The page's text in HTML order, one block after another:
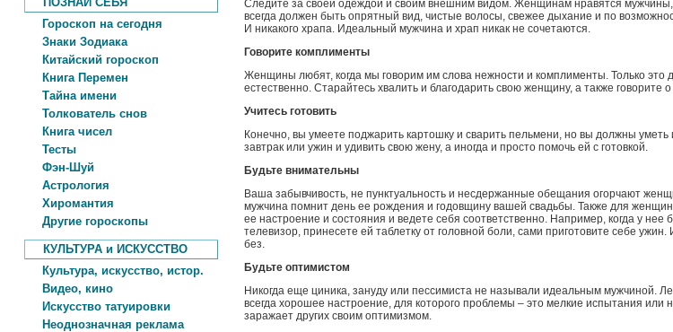
Гороскоп на сегодня
Знаки Зодиака
Китайский гороскоп
Книга Перемен
Тайна имени
Толкователь снов
Книга чисел
Тесты
Фэн-Шуй
Астрология
Хиромантия
Другие гороскопы
КУЛЬТУРА и ИСКУССТВО
Культура, искусство, истор.
Видео, кино
Искусство татуировки
Неоднозначная реклама
Следите за своей одеждой и своим внешним видом. Женщинам нравятся мужчины,
всегда должен быть опрятный вид, чистые волосы, свежее дыхание и по
И никакого храпа. Идеальный мужчина и храп никак не сочетаются.
Говорите комплименты
Женщины любят, когда мы говорим им слова нежности и комплименты. Только это
естественно. Старайтесь хвалить и благодарить свою женщину, а также говорите о
Учитесь готовить
Конечно, вы умеете поджарить картошку и сварить пельмени, но вы должны уметь
завтрак или ужин и удивить свою жену, а иногда и просто помочь ей с готовкой.
Будьте внимательны
Ваша забывчивость, не пунктуальность и несдержанные обещания огорчают
мужчина помнит день ее рождения и годовщину вашей свадьбы. Также для
ее настроение и состояния и ведете себя соответственно. Например, когда у нее
телевизор, принесете ей таблетку от головной боли, сами приготовите себе
без.
Будьте оптимистом
Никогда еще циника, зануду или пессимиста не называли идеальным мужчиной.
всегда хорошее настроение, для которого проблемы – это мелкие испытания или
заражает других своим оптимизмом.